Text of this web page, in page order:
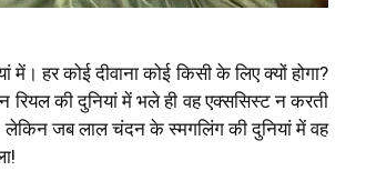
में। हर कोई दीवाना कोई किसी के लिए क्यों होगा?
रियल की दुनियां में भले ही वह एक्ससिस्ट न करती
लेकिन जब लाल चंदन के स्मगलिंग की दुनियां में वह